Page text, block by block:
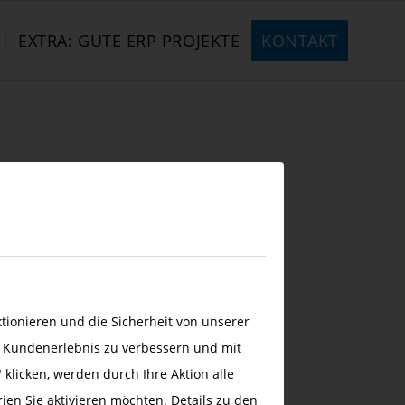
und die Sicherheit von unserer
zu verbessern und mit
werden durch Ihre Aktion alle
Sie aktivieren möchten. Details zu den
EXTRA: GUTE ERP PROJEKTE KONTAKT